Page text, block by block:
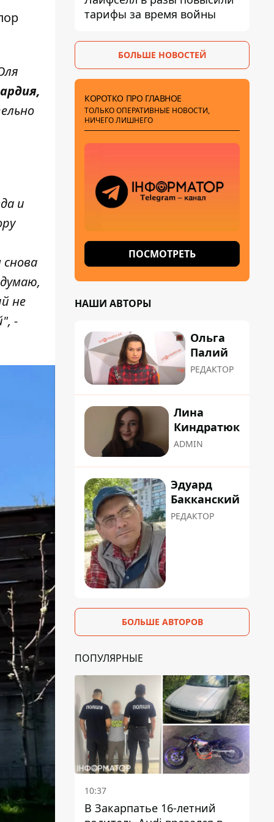
и
не
-
тарифы за время войны
БОЛЬШЕ НОВОСТЕЙ
КОРОТКО ПРО ГЛАВНОЕ
ТОЛЬКО ОПЕРАТИВНЫЕ НОВОСТИ,
НИЧЕГО ЛИШНЕГО
ПОСМОТРЕТЬ
НАШИ АВТОРЫ
Ольга
Палий
РЕДАКТОР
Лина
Киндратюк
ADMIN
Эдуард
Бакканский
РЕДАКТОР
БОЛЬШЕ АВТОРОВ
ПОПУЛЯРНЫЕ
10:37
В Закарпатье 16-летний